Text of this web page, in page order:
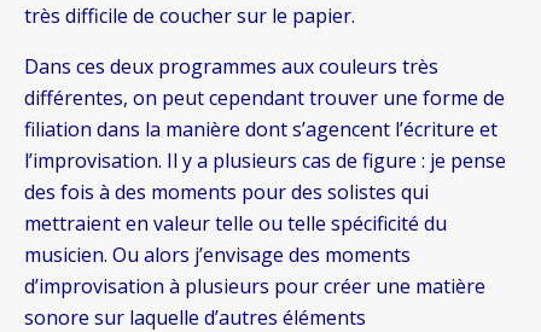
très difficile de coucher sur le papier.
Dans ces deux programmes aux couleurs très
différentes, on peut cependant trouver une forme de
filiation dans la manière dont s’agencent l’écriture et
l’improvisation. Il y a plusieurs cas de figure : je pense
des fois à des moments pour des solistes qui
mettraient en valeur telle ou telle spécificité du
musicien. Ou alors j’envisage des moments
d’improvisation à plusieurs pour créer une matière
sonore sur laquelle d’autres éléments